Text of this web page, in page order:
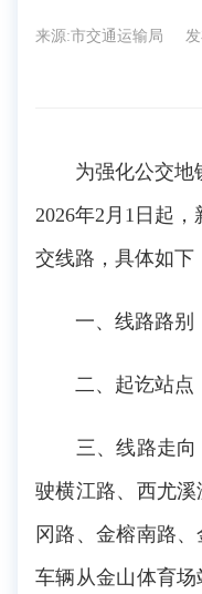
来源:市交通运输局
为强化公交地
2026年2月1日起
交线路，具体如下
一、线路路别：
二、起讫站点
三、线路走向
驶横江路、西尤
冈路、金榕南路
车辆从金山体育